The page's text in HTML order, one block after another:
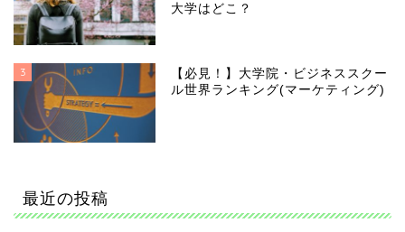
大学はどこ？
3
【必見！】大学院・ビジネススクー
ル世界ランキング(マーケティング)
最近の投稿